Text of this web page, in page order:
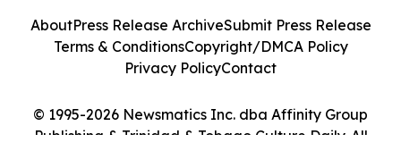
© 1995-2026 Newsmatics Inc. dba Affinity Group
Publishing & Trinidad & Tobago Culture Daily. All
AboutPress Release ArchiveSubmit Press Release
Terms & ConditionsCopyright/DMCA Policy
Privacy PolicyContact